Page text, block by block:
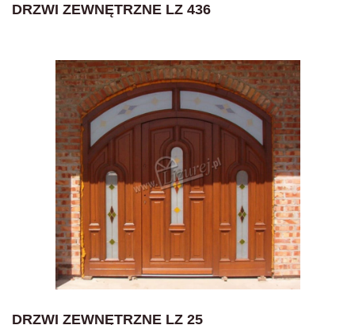
DRZWI ZEWNĘTRZNE LZ 436
DRZWI ZEWNĘTRZNE LZ 25